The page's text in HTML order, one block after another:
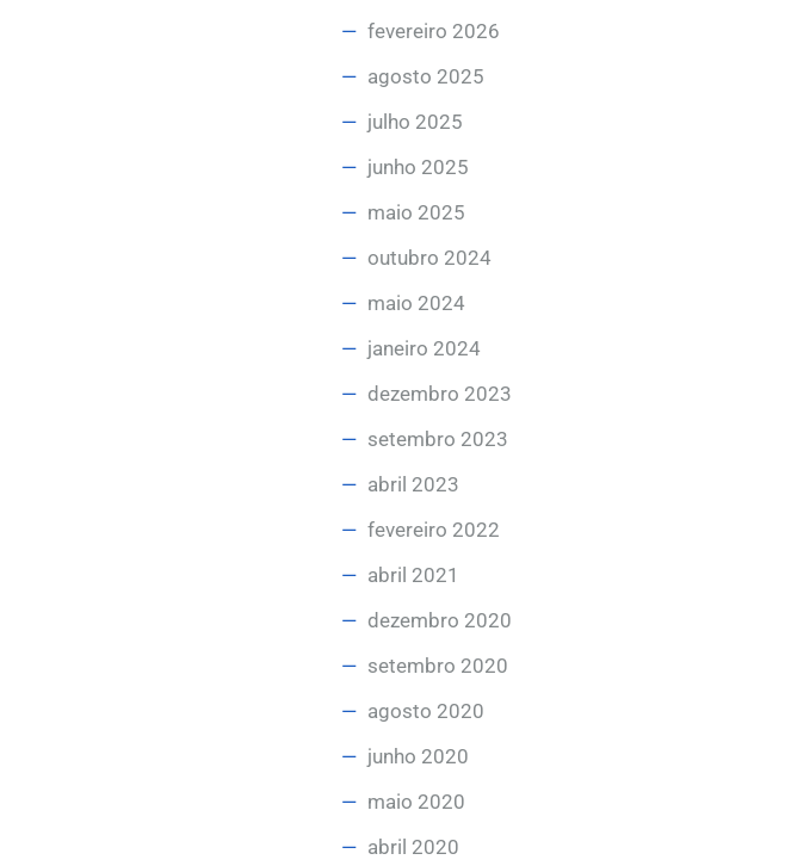
fevereiro 2026
agosto 2025
julho 2025
junho 2025
maio 2025
outubro 2024
maio 2024
janeiro 2024
dezembro 2023
setembro 2023
abril 2023
fevereiro 2022
abril 2021
dezembro 2020
setembro 2020
agosto 2020
junho 2020
maio 2020
abril 2020